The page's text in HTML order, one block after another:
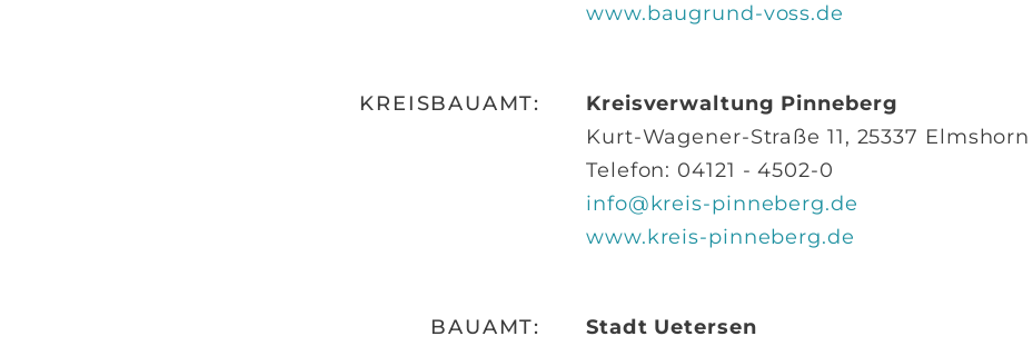
www.baugrund-voss.de
KREISBAUAMT:
Kreisverwaltung Pinneberg
Kurt-Wagener-Straße 11, 25337 Elmshorn
Telefon: 04121 - 4502-0
info@kreis-pinneberg.de
www.kreis-pinneberg.de
BAUAMT:
Stadt Uetersen